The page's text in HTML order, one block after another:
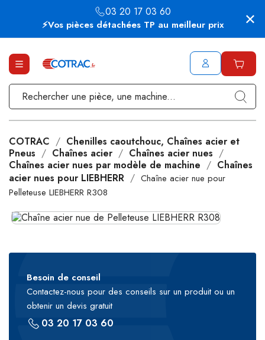
⚡Vos pièces détachées TP au meilleur prix
03 20 17 03 60
COTRAC
Chenilles caoutchouc, Chaînes acier et
Pneus
Chaînes acier
Chaînes acier nues
Chaînes acier nues par modèle de machine
Chaînes
acier nues pour LIEBHERR
Chaîne acier nue pour
Pelleteuse LIEBHERR R308
Besoin de conseil
Contactez-nous pour des conseils sur un produit ou un
obtenir un devis gratuit
03 20 17 03 60